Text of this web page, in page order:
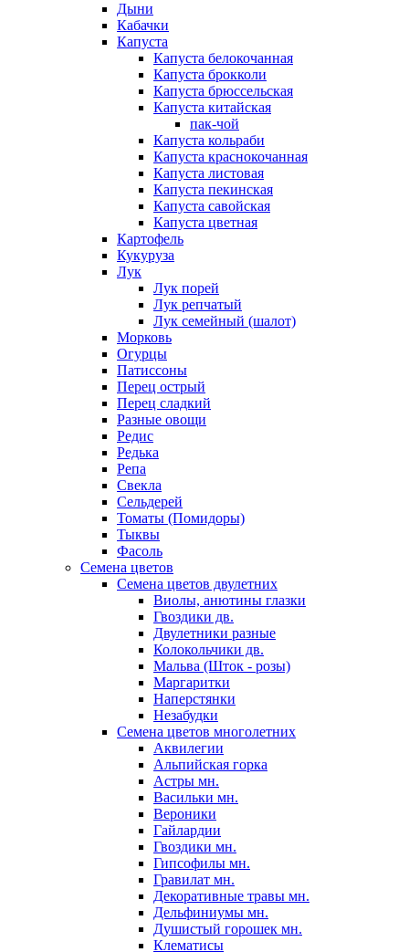
Дыни
Кабачки
Капуста
Капуста белокочанная
Капуста брокколи
Капуста брюссельская
Капуста китайская
пак-чой
Капуста кольраби
Капуста краснокочанная
Капуста листовая
Капуста пекинская
Капуста савойская
Капуста цветная
Картофель
Кукуруза
Лук
Лук порей
Лук репчатый
Лук семейный (шалот)
Морковь
Огурцы
Патиссоны
Перец острый
Перец сладкий
Разные овощи
Редис
Редька
Репа
Свекла
Сельдерей
Томаты (Помидоры)
Тыквы
Фасоль
Семена цветов
Семена цветов двулетних
Виолы, анютины глазки
Гвоздики дв.
Двулетники разные
Колокольчики дв.
Мальва (Шток - розы)
Маргаритки
Наперстянки
Незабудки
Семена цветов многолетних
Аквилегии
Альпийская горка
Астры мн.
Васильки мн.
Вероники
Гайлардии
Гвоздики мн.
Гипсофилы мн.
Гравилат мн.
Декоративные травы мн.
Дельфиниумы мн.
Душистый горошек мн.
Клематисы